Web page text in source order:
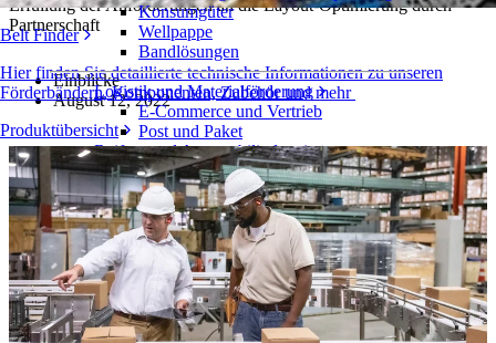
Belt Finder
Hier finden Sie detaillierte technische Informationen zu unseren
Förderbändern, Komponenten, Zubehör und mehr
Produktübersicht
Konsumgüter
Wellpappe
Bandlösungen
Logistik und Materialförderung
E-Commerce und Vertrieb
Post und Paket
Reifen- und Automobilindustrie
Reifen
Automobilindustrie
EV-Batterien
Industrieproduktion
Branchenübersicht
Erfüllung der Anforderungen an die Layout-Optimierung durch
Partnerschaft
Einblicke
August 12, 2022